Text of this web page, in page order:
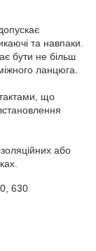
та навпаки.
бути не більш
ланцюга.
що
або
630